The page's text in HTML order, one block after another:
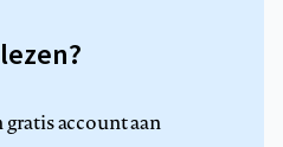
gratis account aan